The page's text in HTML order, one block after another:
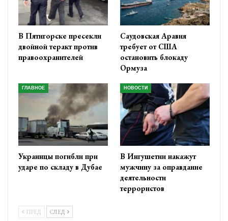
В Пятигорске пресекли
двойной теракт против
правоохранителей
Саудовская Аравия
требует от США
остановить блокаду
Ормуза
ГЛАВНОЕ
Украинцы погибли при
ударе по складу в Дубае
НОВОСТИ
В Ингушетии накажут
мужчину за оправдание
деятельности
террористов
ПРЕД СЛЕД